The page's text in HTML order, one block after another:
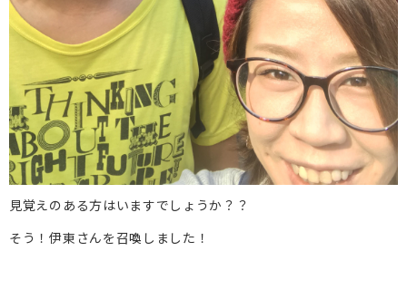
見覚えのある方はいますでしょうか？？
そう！伊東さんを召喚しました！